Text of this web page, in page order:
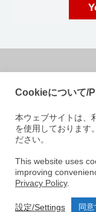
国立研究開発
〒103-0027
東京都中央区日本橋 1-4-
e-mail: aip-koho
い
AIPについて
Cookieについて/
本ウェブサイトは、
を使用しております
ださい。
This website uses
improving
Privacy Policy.
設定/Settings 同